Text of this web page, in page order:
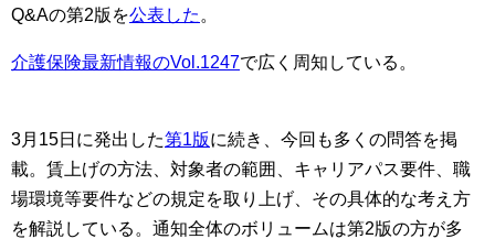
Q&Aの第2版を公表した 。
介護保険最新情報のVol.1247で広く周知している。
3月15日に発出した第1版に続き、今回も多くの問答を掲
載。賃上げの方法、対象者の範囲、キャリアパス要件、職
場環境等要件などの規定を取り上げ、その具体的な考え方
を解説している。通知全体のボリュームは第2版の方が多